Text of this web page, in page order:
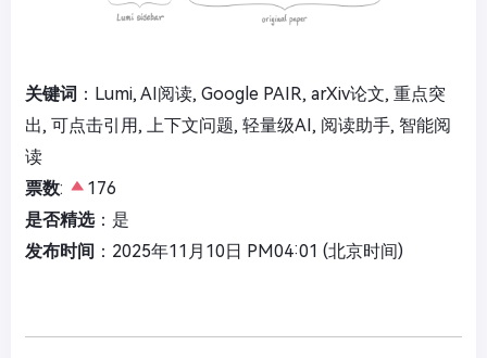
关键词 ：Lumi, AI阅读, Google PAIR, arXiv论文, 重点突
出, 可点击引用, 上下文问题, 轻量级AI, 阅读助手, 智能阅
读
票数:
176
是否精选：是
发布时间 ：2025年11月10日 PM04:01 (北京时间)